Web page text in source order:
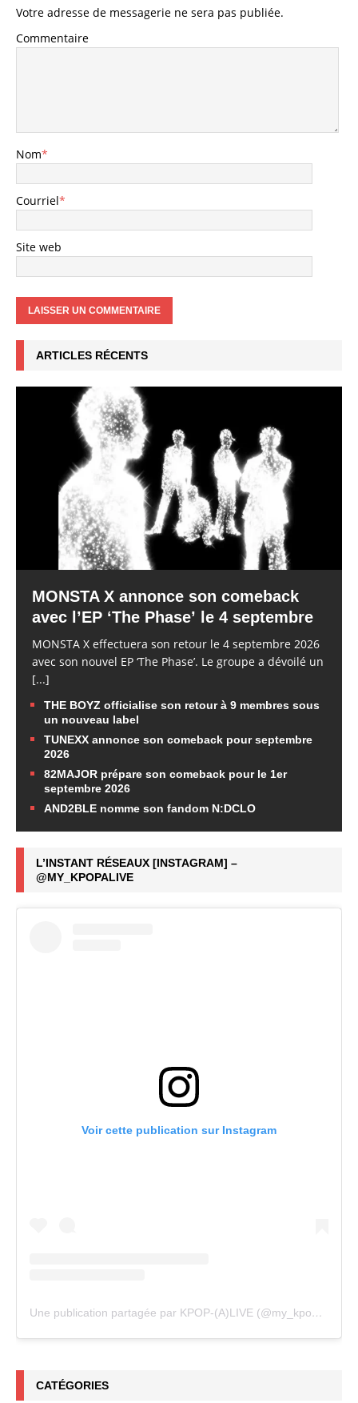
Votre adresse de messagerie ne sera pas publiée.
Commentaire
Nom*
Courriel*
Site web
ARTICLES RÉCENTS
MONSTA X annonce son comeback
avec l’EP ‘The Phase’ le 4 septembre
MONSTA X effectuera son retour le 4 septembre 2026
avec son nouvel EP ‘The Phase’. Le groupe a dévoilé un
[...]
THE BOYZ officialise son retour à 9 membres sous
un nouveau label
TUNEXX annonce son comeback pour septembre
2026
82MAJOR prépare son comeback pour le 1er
septembre 2026
AND2BLE nomme son fandom N:DCLO
L’INSTANT RÉSEAUX [INSTAGRAM] –
@MY_KPOPALIVE
Voir cette publication sur Instagram
Une publication partagée par KPOP-(A)LIVE (@my_kpopalive)
CATÉGORIES